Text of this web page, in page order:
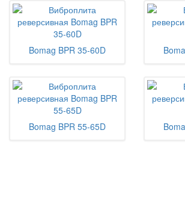
Bomag BPR 35-60D
Bomag BPR 55-65D